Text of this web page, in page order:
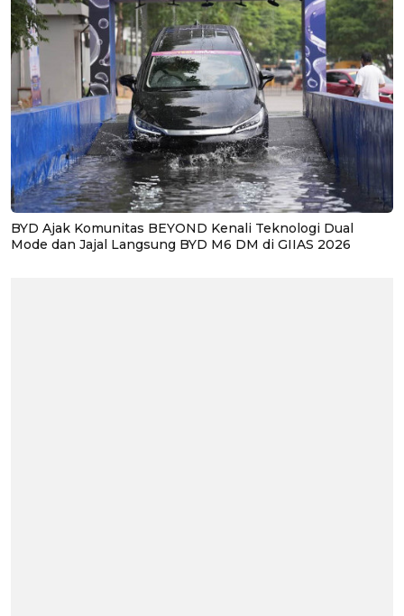
BYD Ajak Komunitas BEYOND Kenali Teknologi Dual
Mode dan Jajal Langsung BYD M6 DM di GIIAS 2026